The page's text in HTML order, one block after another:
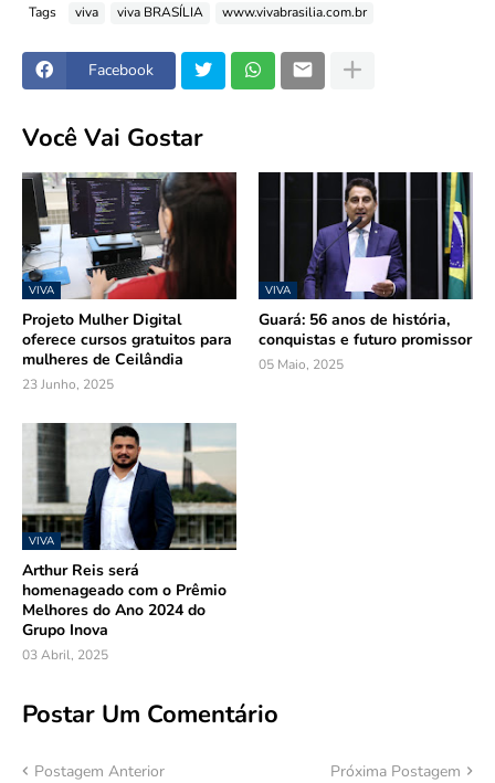
Tags viva viva BRASÍLIA www.vivabrasilia.com.br
Facebook
Você Vai Gostar
VIVA
Projeto Mulher Digital
oferece cursos gratuitos para
mulheres de Ceilândia
23 Junho, 2025
VIVA
Guará: 56 anos de história,
conquistas e futuro promissor
05 Maio, 2025
VIVA
Arthur Reis será
homenageado com o Prêmio
Melhores do Ano 2024 do
Grupo Inova
03 Abril, 2025
Postar Um Comentário
Postagem Anterior Próxima Postagem